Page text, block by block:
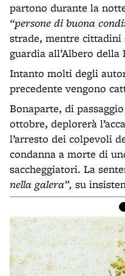
partono durante la
“persone di buona
strade, mentre
guardia all’Albero della
Intanto molti degli
precedente vengono
Bonaparte, di
ottobre, deplorerà
l’arresto dei colpevoli
condanna a morte di
saccheggiatori. La
nella galera”, su